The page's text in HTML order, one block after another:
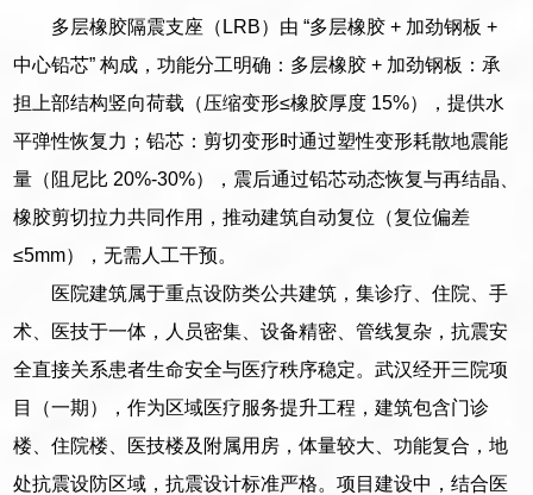
多层橡胶隔震支座（LRB）由 “多层橡胶 + 加劲钢板 +
中心铅芯” 构成，功能分工明确：多层橡胶 + 加劲钢板：承
担上部结构竖向荷载（压缩变形≤橡胶厚度 15%），提供水
平弹性恢复力；铅芯：剪切变形时通过塑性变形耗散地震能
量（阻尼比 20%-30%），震后通过铅芯动态恢复与再结晶、
橡胶剪切拉力共同作用，推动建筑自动复位（复位偏差
≤5mm），无需人工干预。
医院建筑属于重点设防类公共建筑，集诊疗、住院、手
术、医技于一体，人员密集、设备精密、管线复杂，抗震安
全直接关系患者生命安全与医疗秩序稳定。武汉经开三院项
目（一期），作为区域医疗服务提升工程，建筑包含门诊
楼、住院楼、医技楼及附属用房，体量较大、功能复合，地
处抗震设防区域，抗震设计标准严格。项目建设中，结合医